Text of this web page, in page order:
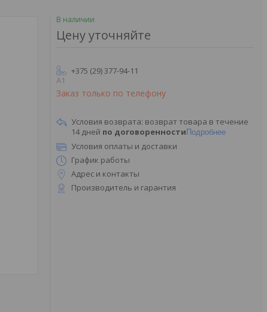
В наличии
Цену уточняйте
+375 (29) 377-94-11
A1
Заказ только по телефону
возврат товара в течение
14 дней по договоренности Подробнее
Условия оплаты и доставки
График работы
Адрес и контакты
Производитель и гарантия